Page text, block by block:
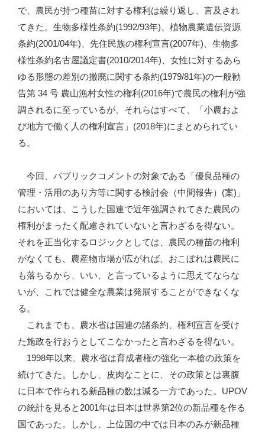
で、農民が持つ種苗に対する権利は繰り返し、言及され
てきた。生物多様性条約(1992/93年)、植物農業遺伝資源
条約(2001/04年)、先住民族の権利宣言(2007年)、生物多
様性条約名古屋議定書(2010/2014年)、女性に対するあら
ゆる形態の差別の撤廃に関する条約(1979/81年)の一般勧
告第 34 号 農山漁村女性の権利(2016年)で農民の権利が強
調されるに至っているが、それらはすべて、「小農およ
び地方で働く人の権利宣言」(2018年)にまとめられてい
る。
今回、パブリックコメントの対象である「優良品種の
管理・活用のあり方等に関する検討会（中間報告）(案)」
においては、こうした国連で近年強調されてきた農民の
権利がまったく配慮されていないと言わざるを得ない。
それを正当化するロジックとしては、農民の種苗の権利
がなくても、農産物市場が広がれば、おこぼれは農民に
も落ちるから、いい、と言っているように思えてならな
いが、これでは健全な農業は発展することができなくな
る。
これまでも、農水省は国連の諸条約、権利宣言を受け
た施政を行おうとしてこなかったと言わざるを得ない。
1998年以来、農水省は育成者権の強化一本槍の政策を
続けてきた。しかし、皮肉なことに、その政策とは裏腹
に日本で作られる新品種の数は減る一方であった。UPOV
の統計を見ると2001年は日本は世界第2位の新品種を作る
国であった。しかし、上位国の中では日本のみが新品種